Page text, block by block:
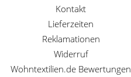
Kontakt
Lieferzeiten
Reklamationen
Widerruf
Wohntextilien.de Bewertungen